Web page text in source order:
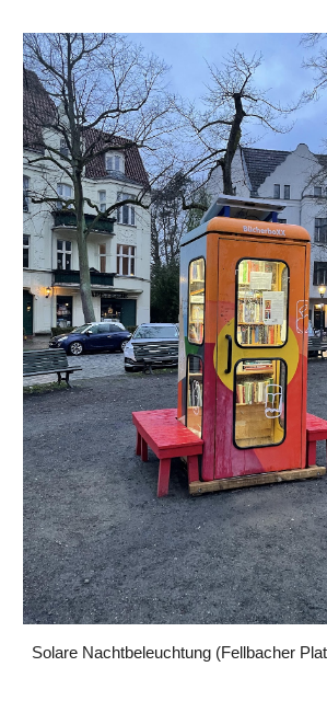
Solare Nachtbeleuchtung (Fellbacher